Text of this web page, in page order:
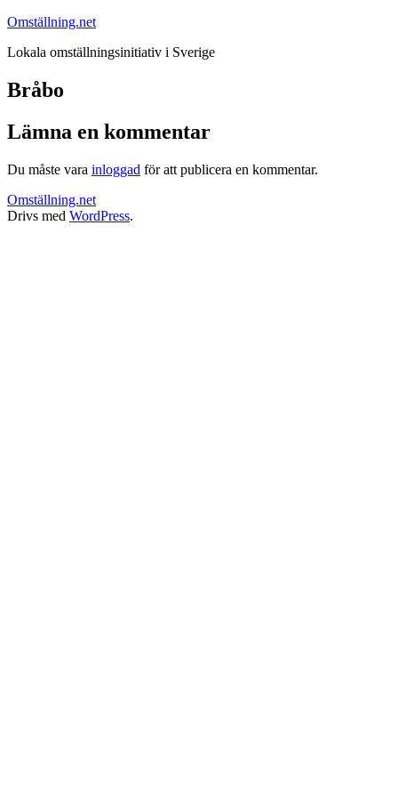
Hoppa
innehåll
Omställning.net
Lokala omställningsinitiativ i Sverige
Bråbo
Lämna en kommentar
Du måste vara inloggad för att publicera en kommentar.
Omställning.net
Drivs med WordPress.